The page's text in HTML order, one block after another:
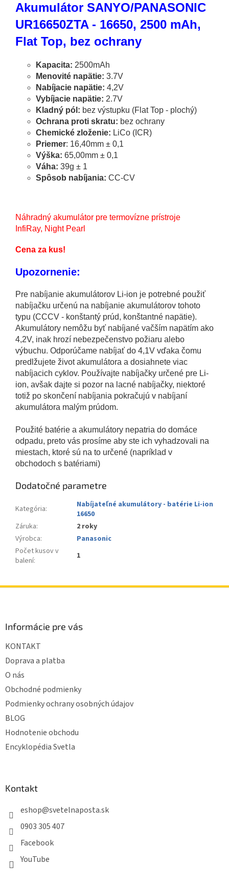
Akumulátor SANYO/PANASONIC
UR16650ZTA - 16650, 2500 mAh,
Flat Top, bez ochrany
Kapacita: 2500mAh
Menovité napätie: 3.7V
Nabíjacie napätie: 4,2V
Vybíjacie napätie: 2.7V
Kladný pól: bez výstupku (Flat Top - plochý)
Ochrana proti skratu: bez ochrany
Chemické zloženie: LiCo (ICR)
Priemer: 16,40mm ± 0,1
Výška: 65,00mm ± 0,1
Váha: 39g ± 1
Spôsob nabíjania: CC-CV
Náhradný akumulátor pre termovízne prístroje
InfiRay, Night Pearl
Cena za kus!
Upozornenie:
Pre nabíjanie akumulátorov Li-ion je potrebné použiť
nabíjačku určenú na nabíjanie akumulátorov tohoto
typu (CCCV - konštantý prúd, konštantné napätie).
Akumulátory nemôžu byť nabíjané vačším napätím ako
4,2V, inak hrozí nebezpečenstvo požiaru alebo
výbuchu. Odporúčame nabíjať do 4,1V vďaka čomu
predlžujete život akumulátora a dosiahnete viac
nabíjacich cyklov. Používajte nabíjačky určené pre Li-
ion, avšak dajte si pozor na lacné nabíjačky, niektoré
totiž po skončení nabíjania pokračujú v nabíjaní
akumulátora malým prúdom.
Použité batérie a akumulátory nepatria do domáce
odpadu, preto vás prosíme aby ste ich vyhadzovali na
miestach, ktoré sú na to určené (napríklad v
obchodoch s batériami)
Dodatočné parametre
Kategória:
Nabíjateľné akumulátory - batérie Li-ion
16650
Záruka:
2 roky
Výrobca:
Panasonic
Počet kusov v
balení: 1
Informácie pre vás
KONTAKT
Doprava a platba
O nás
Obchodné podmienky
Podmienky ochrany osobných údajov
BLOG
Hodnotenie obchodu
Encyklopédia Svetla
Kontakt
eshop@svetelnaposta.sk
0903 305 407
Facebook
YouTube